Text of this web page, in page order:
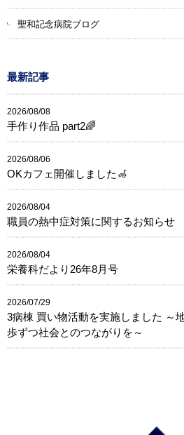
聖和記念病院ブログ
最新記事
2026/08/08
手作り作品 part2🌈
2026/08/06
OKカフェ開催しました🦽
2026/08/04
職員の熱中症対策に関するお知らせ
2026/08/04
栄養科だより26年8月号
2026/07/29
3病棟 買い物活動を実施しました ～
歩ずつ社会とのつながりを～